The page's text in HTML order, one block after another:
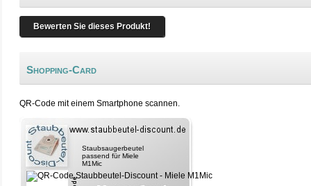
Bewerten Sie dieses Produkt!
Shopping-Card
QR-Code mit einem Smartphone scannen.
Staubsaugerbeutel
passend für Miele
M1Mic